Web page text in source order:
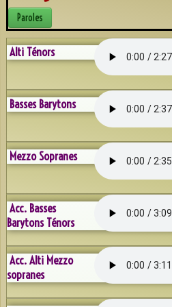
Espace AFN
Répétons▼
Trombinoscope▼
Souvenirs récents
Reportage Mille sabord 2025
Contact
Paroles
Alti Ténors
Basses Barytons
Mezzo Sopranes
Acc. Basses
Barytons Ténors
Acc. Alti Mezzo
sopranes